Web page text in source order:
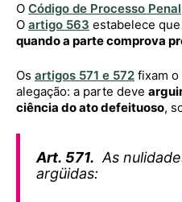
O Código de Processo Penal
O artigo 563 estabelece
quando a parte comprova
Os artigos 571 e 572 fixam o
alegação: a parte deve
ciência do ato defeituoso,
Art. 571. As
argüidas: